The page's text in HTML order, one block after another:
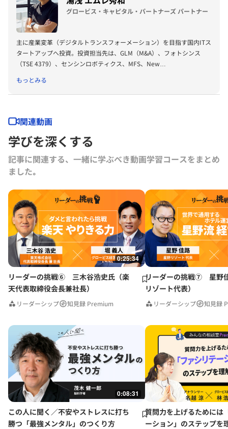
グロービス・キャピタル・パートナーズ パートナー
主に産業変革（デジタルトランスフォーメーション）を目指す国内ITス
タートアップへ投資。投資担当先は、GLM（M&A）、フォトシンス
（TSE 4379）、センシンロボティクス、MFS、New
Shippio、CADDi、estie、Leaner Technologies、ascend、
medicalforce、Facilo 等。
ハーバードビジネススクール卒（MBA）、オハイオ州立大学ビジネス
学部卒。
もっとみる
関連動画
学びを深くする
記事に関連する、一緒に学ぶべき動画学習コースをまとめ
ました｡
0:25:34
リーダーの挑戦⑥ 三木谷浩史氏（楽
天代表取締役会長兼社長）
リーダーシップ 知見録 Premium
リーダーの挑戦⑦ 星野
リゾート代表）
リーダーシップ 知見録
0:08:31
この人に聞く／不安やストレスに打ち
勝つ「最強メンタル」のつくり方
質問力を上げるためには
ーション」のステップを